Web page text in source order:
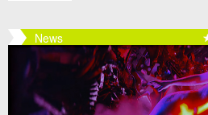
News